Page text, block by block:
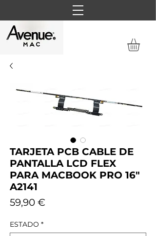
TARJETA PCB CABLE DE
PANTALLA LCD FLEX
PARA MACBOOK PRO 16"
A2141
59,90 €
ESTADO *